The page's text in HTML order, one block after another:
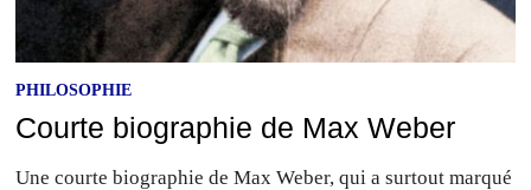
PHILOSOPHIE
Courte biographie de Max Weber
Une courte biographie de Max Weber, qui a surtout marqué